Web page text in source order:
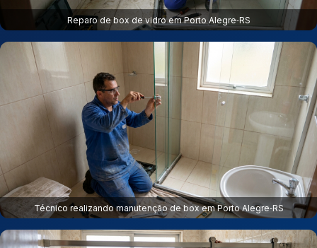
Reparo de box de vidro em Porto Alegre‑RS
Técnico realizando manutenção de box em Porto Alegre‑RS